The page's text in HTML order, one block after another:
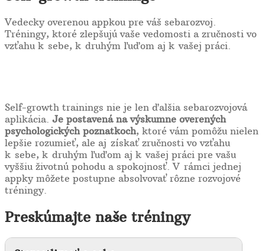
Vedecky overenou appkou pre váš sebarozvoj.
Tréningy, ktoré zlepšujú vaše vedomosti a zručnosti vo
vzťahu k sebe, k druhým ľuďom aj k vašej práci.
Self-growth trainings nie je len ďalšia sebarozvojová
aplikácia. Je postavená na výskumne overených
psychologických poznatkoch, ktoré vám pomôžu nielen
lepšie rozumieť, ale aj získať zručnosti vo vzťahu
k sebe, k druhým ľuďom aj k vašej práci pre vašu
vyššiu životnú pohodu a spokojnosť. V rámci jednej
appky môžete postupne absolvovať rôzne rozvojové
tréningy.
Preskúmajte naše tréningy